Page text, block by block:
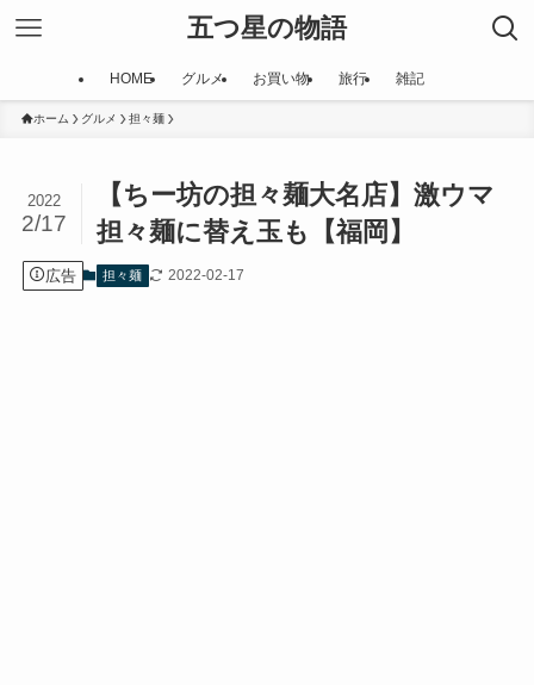
五つ星の物語
HOME グルメ お買い物 旅行 雑記
ホーム グルメ 担々麺
【ちー坊の担々麺大名店】激ウマ
担々麺に替え玉も【福岡】
2022
2/17
広告 担々麺 2022-02-17